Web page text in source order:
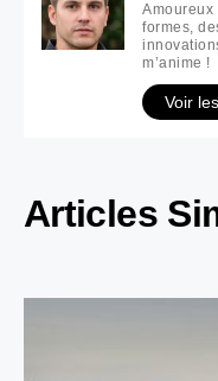
Amoureux
formes,
m’anime !
Voir
Articles